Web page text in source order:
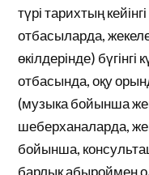
түрі тарихтың
отбасыларда,
өкілдерінде) бүгінгі
отбасында, оқу
(музыка бойынша
шеберханаларда,
бойынша,
барлық абыроймен